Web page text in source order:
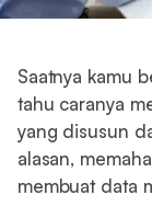
Saatnya kamu
tahu caranya
yang disusun
alasan,
membuat data